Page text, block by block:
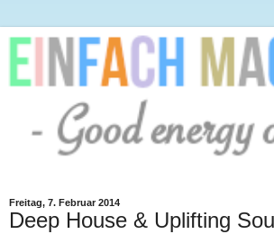
Freitag, 7. Februar 2014
Deep House & Uplifting